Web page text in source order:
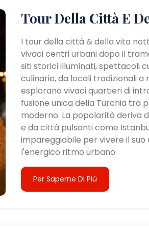
Tour Della Città E
I tour della città & della vita
vivaci centri urbani dopo il
siti storici illuminati, spettacoli
culinarie, da locali tradizionali
esplorano vivaci quartieri di
fusione unica della Turchia tra
moderno. La popolarità deriva
e da città pulsanti come
impareggiabile per vivere il
l'energico ritmo urbano.
Per Saperne Di Più